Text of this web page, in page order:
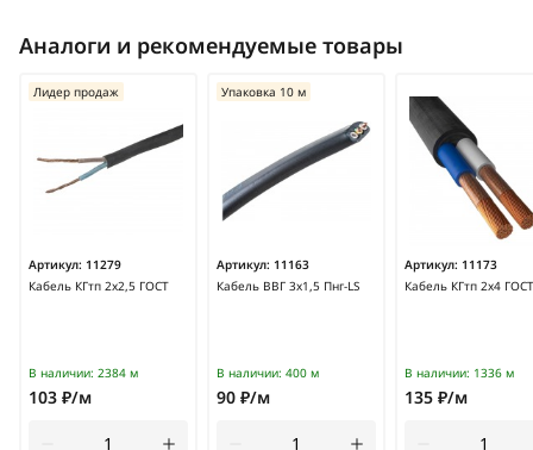
Аналоги и рекомендуемые товары
Артикул: 11279
Кабель КГтп 2х2,5 ГОСТ
Лидер продаж
В наличии: 2384 м
103 ₽/м
Артикул: 11163
Кабель ВВГ 3х1,5 Пнг-LS
Упаковка 10 м
В наличии: 400 м
90 ₽/м
Артикул: 11173
Кабель КГтп 2х4 ГОСТ
В наличии: 1336 м
135 ₽/м